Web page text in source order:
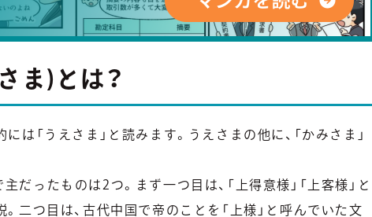
ま)とは？
は「うえさま」と読みます。うえさまの他に、「かみさま」
だったものは2つ。まず一つ目は、「上得意様」「上客様」と
。二つ目は、古代中国で帝のことを「上様」と呼んでいた文